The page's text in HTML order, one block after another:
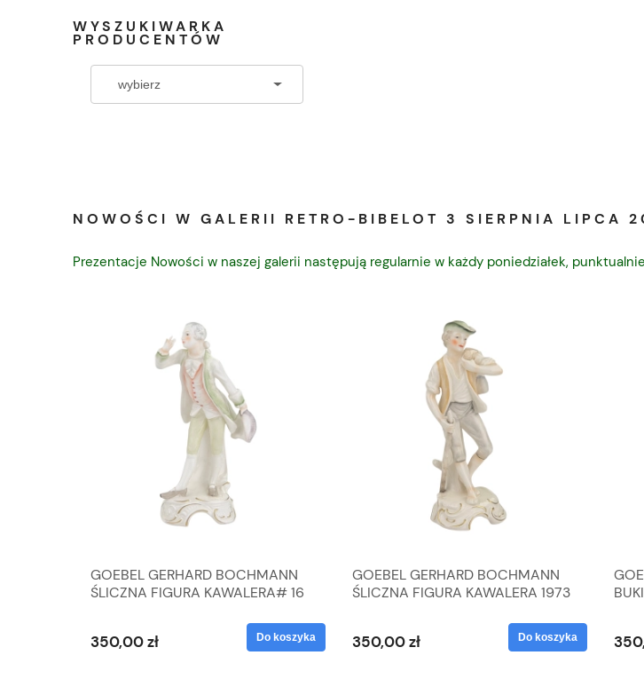
WYSZUKIWARKA
PRODUCENTÓW
NOWOŚCI W GALERII RETRO-BIBELOT 3 SIERPNIA LIPCA
Prezentacje Nowości w naszej galerii następują regularnie w każdy poniedziałek,
GOEBEL GERHARD BOCHMANN
ŚLICZNA FIGURA KAWALERA# 16
350,00 zł Do koszyka
GOEBEL GERHARD BOCHMANN
ŚLICZNA FIGURA KAWALERA 1973
350,00 zł Do koszyka